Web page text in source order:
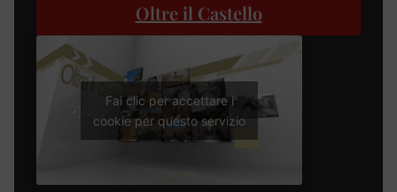
Oltre il Castello
Fai clic per accettare i
cookie per questo servizio